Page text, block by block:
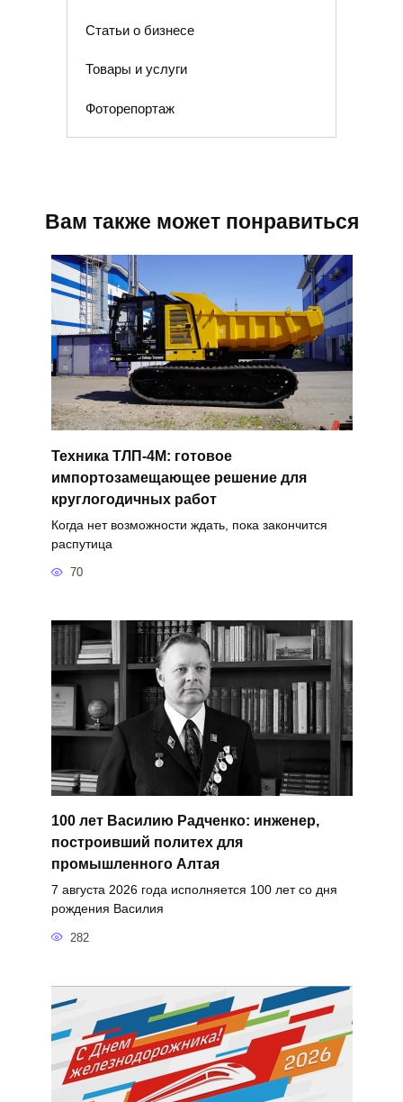
Статьи о бизнесе
Товары и услуги
Фоторепортаж
Вам также может понравиться
Техника ТЛП-4М: готовое
импортозамещающее решение для
круглогодичных работ
Когда нет возможности ждать, пока закончится
распутица
70
100 лет Василию Радченко: инженер,
построивший политех для
промышленного Алтая
7 августа 2026 года исполняется 100 лет со дня
рождения Василия
282